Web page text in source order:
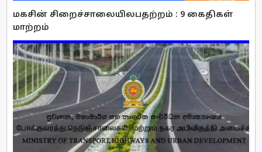
மகசின் சிறைச்சாலையிலபதற்றம் : 9 கைதிகள்
மாற்றம்